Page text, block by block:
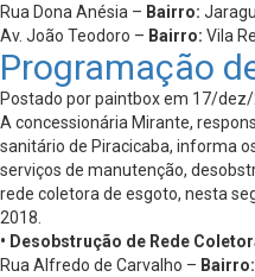
Rua Dona Anésia – Bairro:
Av. João Teodoro – Bairro: Vila
Programação
Postado por paintbox em 17/
A concessionária Mirante,
sanitário de Piracicaba, informa
serviços de manutenção,
rede coletora de esgoto, nesta
2018.
• Desobstrução de Rede
Rua Alfredo de Carvalho – Bairro: